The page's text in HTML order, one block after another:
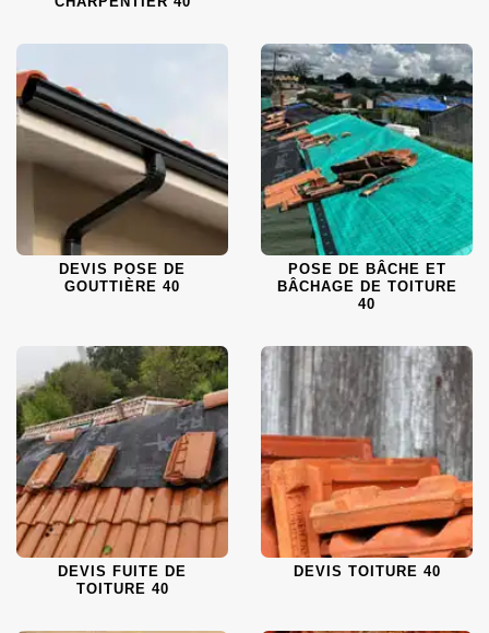
DEVIS POSE DE
GOUTTIÈRE 40
POSE DE BÂCHE ET
BÂCHAGE DE TOITURE
40
DEVIS FUITE DE
TOITURE 40
DEVIS TOITURE 40